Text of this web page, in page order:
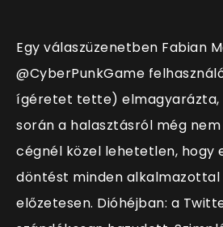
Egy válaszüzenetben Fabian
@CyberPunkGame
ígéretet tette) elmagyarázta,
során a halasztásról még
cégnél közel lehetetlen, hogy
döntést minden alkalmazottal
előzetesen. Dióhéjban: a